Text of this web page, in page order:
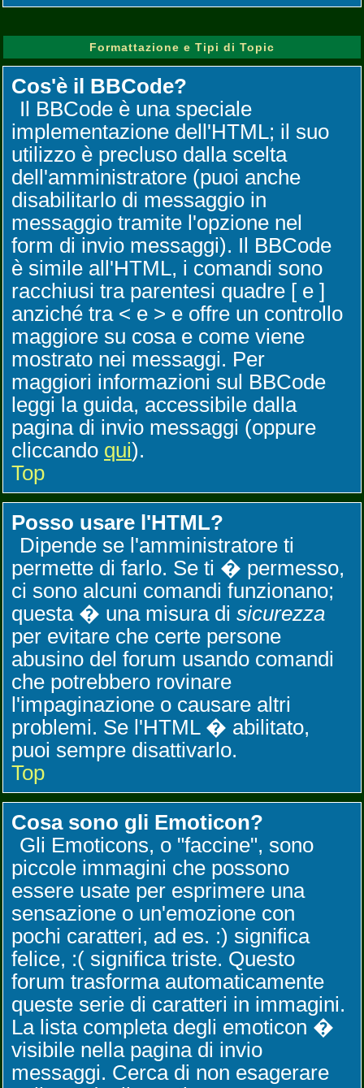
Formattazione e Tipi di Topic
Cos'è il BBCode?
Il BBCode è una speciale
implementazione dell'HTML; il suo
utilizzo è precluso dalla scelta
dell'amministratore (puoi anche
disabilitarlo di messaggio in
messaggio tramite l'opzione nel
form di invio messaggi). Il BBCode
è simile all'HTML, i comandi sono
racchiusi tra parentesi quadre [ e ]
anziché tra < e > e offre un controllo
maggiore su cosa e come viene
mostrato nei messaggi. Per
maggiori informazioni sul BBCode
leggi la guida, accessibile dalla
pagina di invio messaggi (oppure
cliccando qui).
Top
Posso usare l'HTML?
Dipende se l'amministratore ti
permette di farlo. Se ti � permesso,
ci sono alcuni comandi funzionano;
questa � una misura di sicurezza
per evitare che certe persone
abusino del forum usando comandi
che potrebbero rovinare
l'impaginazione o causare altri
problemi. Se l'HTML � abilitato,
puoi sempre disattivarlo.
Top
Cosa sono gli Emoticon?
Gli Emoticons, o "faccine", sono
piccole immagini che possono
essere usate per esprimere una
sensazione o un'emozione con
pochi caratteri, ad es. :) significa
felice, :( significa triste. Questo
forum trasforma automaticamente
queste serie di caratteri in immagini.
La lista completa degli emoticon �
visibile nella pagina di invio
messaggi. Cerca di non esagerare